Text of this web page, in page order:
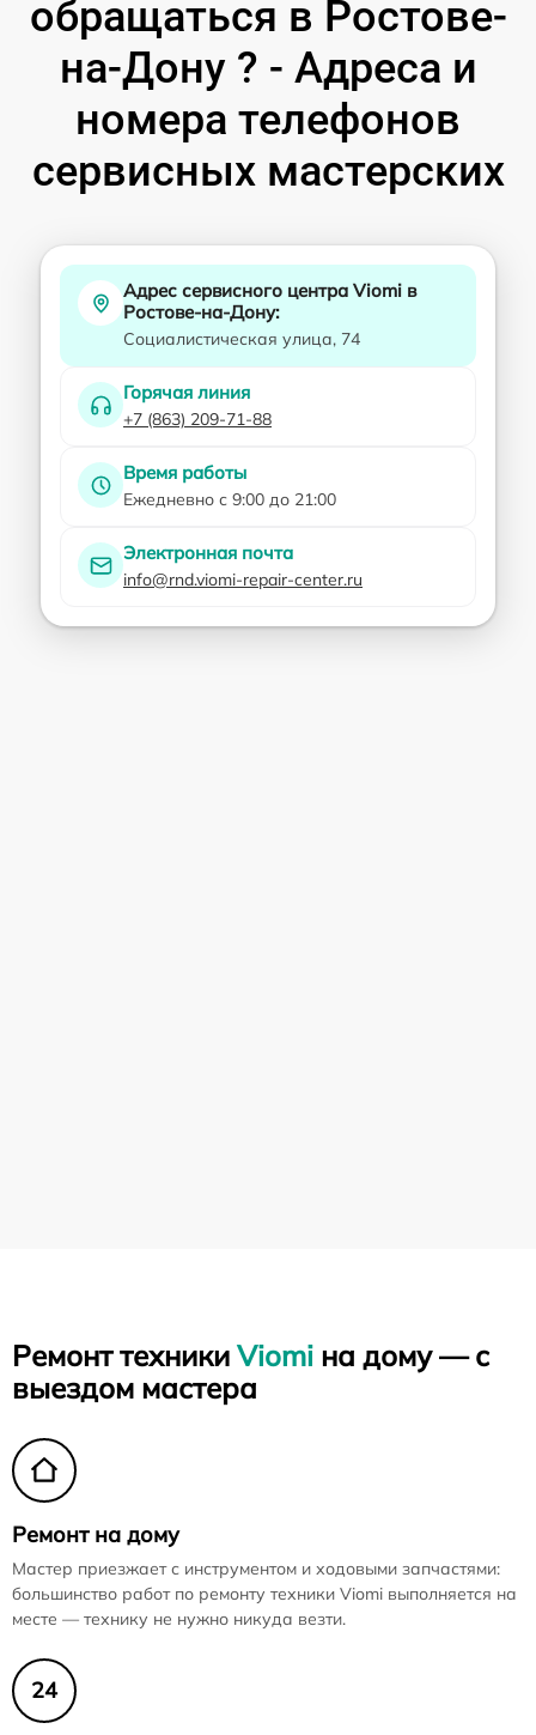
обращаться в Ростове-
на-Дону ? - Адреса и
номера телефонов
сервисных мастерских
Адрес сервисного центра Viomi в
Ростове-на-Дону:
Социалистическая улица, 74
Горячая линия
+7 (863) 209-71-88
Время работы
Ежедневно с 9:00 до 21:00
Электронная почта
info@rnd.viomi-repair-center.ru
Ремонт техники Viomi на дому — с
выездом мастера
Ремонт на дому
Мастер приезжает с инструментом и ходовыми запчастями:
большинство работ по ремонту техники Viomi выполняется на
месте — технику не нужно никуда везти.
24